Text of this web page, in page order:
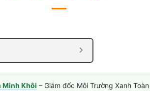
Minh Khôi – Giám đốc Môi Trường Xanh